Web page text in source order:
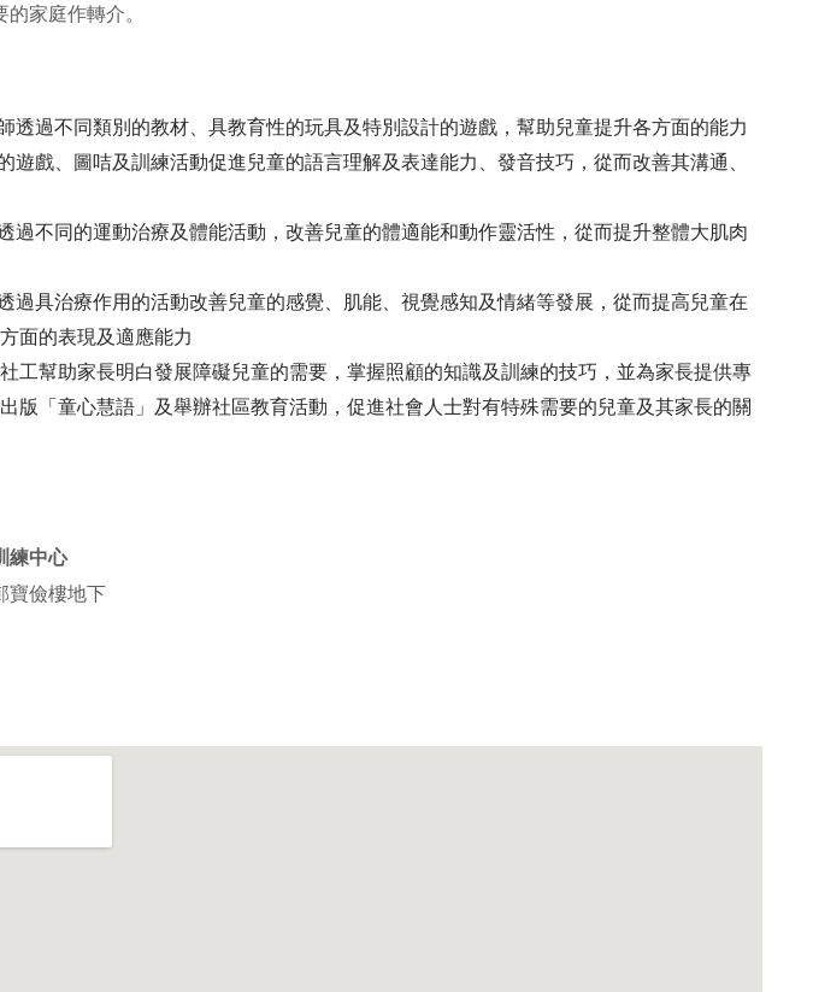
家庭作轉介。
透過不同類別的教材、具教育性的玩具及特別設計的遊戲，幫助兒童提升各方面的能力
遊戲、圖咭及訓練活動促進兒童的語言理解及表達能力、發音技巧，從而改善其溝通、
過不同的運動治療及體能活動，改善兒童的體適能和動作靈活性，從而提升整體大肌肉
過具治療作用的活動改善兒童的感覺、肌能、視覺感知及情緒等發展，從而提高兒童在
面的表現及適應能力
社工幫助家長明白發展障礙兒童的需要，掌握照顧的知識及訓練的技巧，並為家長提供專
版「童心慧語」及舉辦社區教育活動，促進社會人士對有特殊需要的兒童及其家長的關
練中心
寶儉樓地下